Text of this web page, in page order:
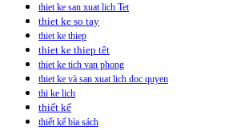
thiet ke san xuat lich Tet
thiet ke so tay
thiet ke thiep
thiet ke thiep têt
thiet ke tich van phong
thiet ke và san xuat lich doc quyen
thi ke lich
thiết kế
thiết kế bìa sách